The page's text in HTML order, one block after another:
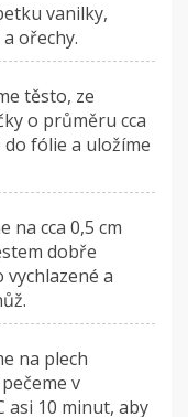
vanilky,
ořechy.
těsto, ze
o průměru cca
do fólie a uložíme
na cca 0,5 cm
dobře
a
na plech
v
asi 10 minut, aby